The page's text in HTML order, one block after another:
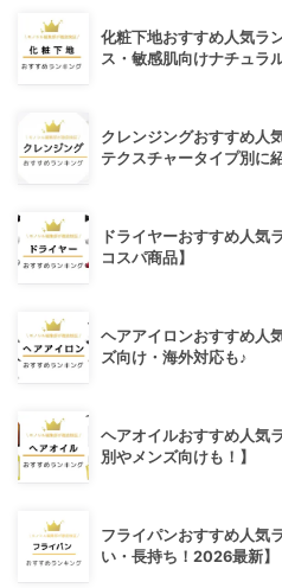
化粧下地おすすめ人気ラ
ス・敏感肌向けナチュラ
クレンジングおすすめ人
テクスチャータイプ別に
ドライヤーおすすめ人気
コスパ商品】
ヘアアイロンおすすめ人
ズ向け・海外対応も♪
ヘアオイルおすすめ人気
別やメンズ向けも！】
フライパンおすすめ人気
い・長持ち！2026最新】